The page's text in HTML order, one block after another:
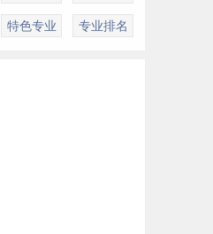
特色专业 专业排名